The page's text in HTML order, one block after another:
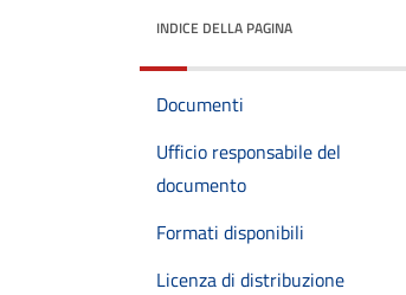
INDICE DELLA PAGINA
Documenti
Ufficio responsabile del
documento
Formati disponibili
Licenza di distribuzione